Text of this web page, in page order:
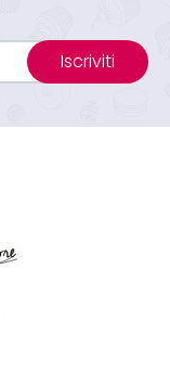
Iscriviti